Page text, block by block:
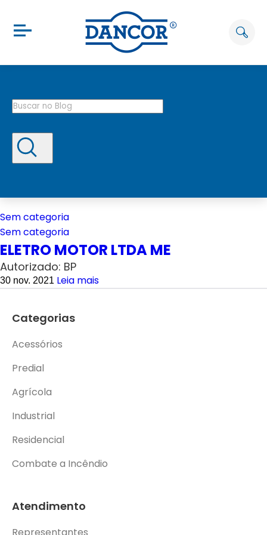
Sem categoria
Sem categoria
ELETRO MOTOR LTDA ME
Autorizado: BP
30 nov. 2021 Leia mais
Categorias
Acessórios
Predial
Agrícola
Industrial
Residencial
Combate a Incêndio
Atendimento